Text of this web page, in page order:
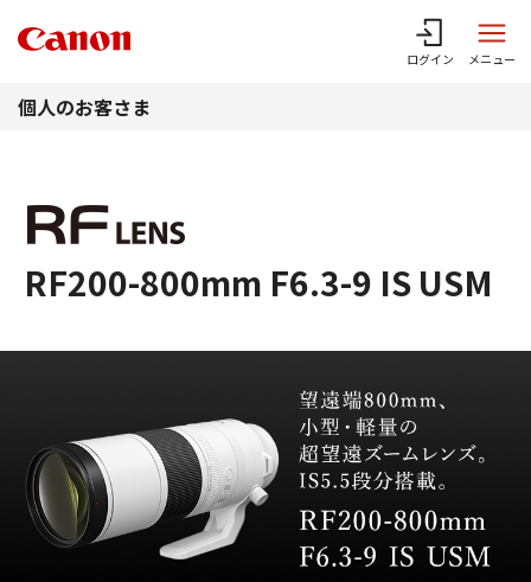
ログイン メニュー
個人のお客さま
RF200-800mm F6.3-9 IS USM